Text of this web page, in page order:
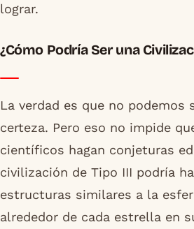
lograr.
¿Cómo Podría Ser una
La verdad es que no podemos
certeza. Pero eso no impide
científicos hagan conjeturas
civilización de Tipo III podría
estructuras similares a la
alrededor de cada estrella en